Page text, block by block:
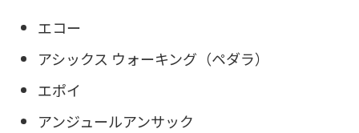
エコー
アシックス ウォーキング（ペダラ）
エポイ
アンジュールアンサック